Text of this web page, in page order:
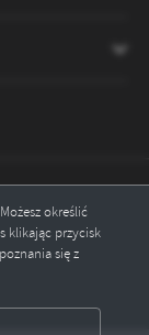
określić
klikając przycisk
się z